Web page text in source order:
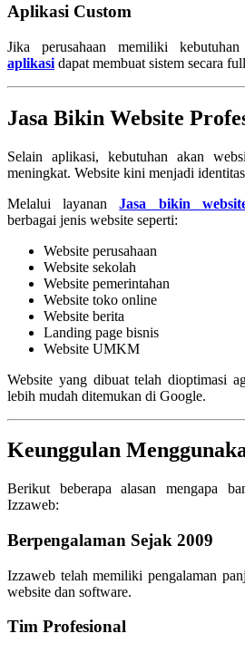
Aplikasi Custom
Jika perusahaan memiliki
aplikasi dapat membuat sistem secara
Jasa Bikin Website
Selain aplikasi, kebutuhan akan
meningkat. Website kini menjadi
Melalui layananJasa bikin
berbagai jenis website seperti:
Website perusahaan
Website sekolah
Website pemerintahan
Website toko online
Website berita
Landing page bisnis
Website UMKM
Website yang dibuat telah dioptimasi
lebih mudah ditemukan di Google.
Keunggulan
Berikut beberapa alasan mengapa
Izzaweb:
Berpengalaman Sejak 2009
Izzaweb telah memiliki pengalaman
website dan software.
Tim Profesional